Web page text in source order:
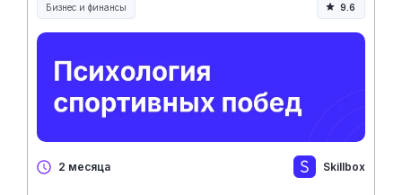
Бизнес и финансы 9.6
2 месяца Skillbox